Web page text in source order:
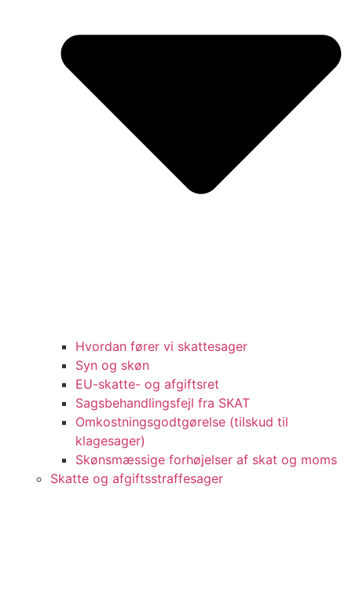
Hvordan fører vi skattesager
Syn og skøn
EU-skatte- og afgiftsret
Sagsbehandlingsfejl fra SKAT
Omkostningsgodtgørelse (tilskud til
klagesager)
Skønsmæssige forhøjelser af skat og moms
Skatte og afgiftsstraffesager